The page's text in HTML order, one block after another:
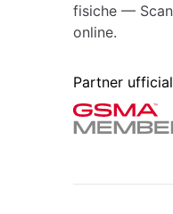
fisiche —
online.
Partner